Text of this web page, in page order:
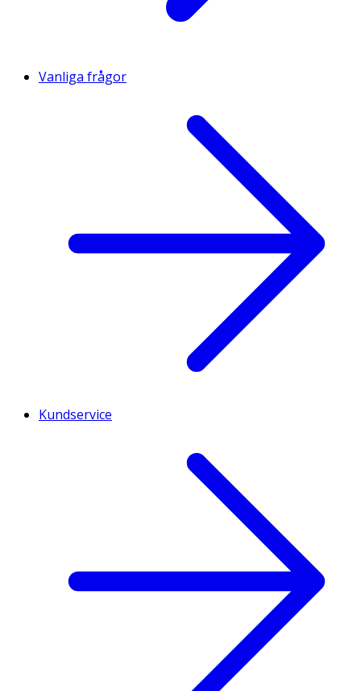
Vanliga frågor
Kundservice